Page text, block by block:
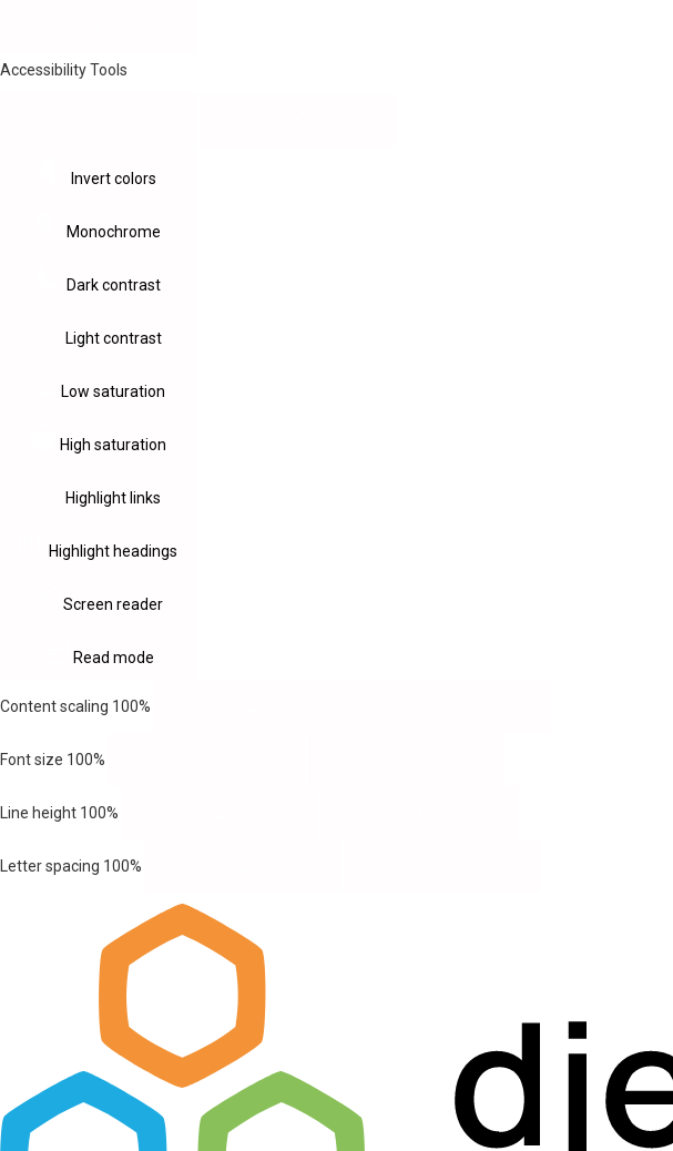
Accessibility Tools
Invert colors
Monochrome
Dark contrast
Light contrast
Low saturation
High saturation
Highlight links
Highlight headings
Screen reader
Read mode
Content scaling 100%
Font size 100%
Line height 100%
Letter spacing 100%